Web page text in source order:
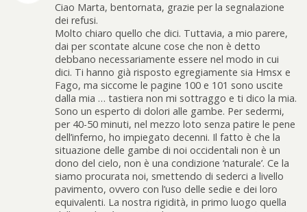
Ciao Marta, bentornata, grazie per la segnalazione
dei refusi.
Molto chiaro quello che dici. Tuttavia, a mio parere,
dai per scontate alcune cose che non è detto
debbano necessariamente essere nel modo in cui
dici. Ti hanno già risposto egregiamente sia Hmsx e
Fago, ma siccome le pagine 100 e 101 sono uscite
dalla mia … tastiera non mi sottraggo e ti dico la mia.
Sono un esperto di dolori alle gambe. Per sedermi,
per 40-50 minuti, nel mezzo loto senza patire le pene
dell’inferno, ho impiegato decenni. Il fatto è che la
situazione delle gambe di noi occidentali non è un
dono del cielo, non è una condizione ‘naturale’. Ce la
siamo procurata noi, smettendo di sederci a livello
pavimento, ovvero con l’uso delle sedie e dei loro
equivalenti. La nostra rigidità, in primo luogo quella